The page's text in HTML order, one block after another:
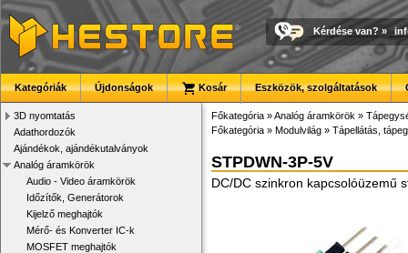
Kérdése van? »
Kategóriák Újdonságok Kosár Eszközök, szolgáltatások
3D nyomtatás
Adathordozók
Ajándékok, ajándékutalványok
Analóg áramkörök
Audio - Video áramkörök
Időzítők, Generátorok
Kijelző meghajtók
Mérő- és Konverter IC-k
MOSFET meghajtók
Főkategória »Analóg áramkörök »
Főkategória » Modulvilág » Tápellátás,
STPDWN-3P-5V
DC/DC szinkron kapcsolóüzemű